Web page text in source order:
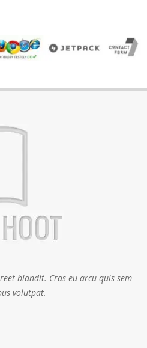
blandit. Cras eu arcu quis sem
volutpat.